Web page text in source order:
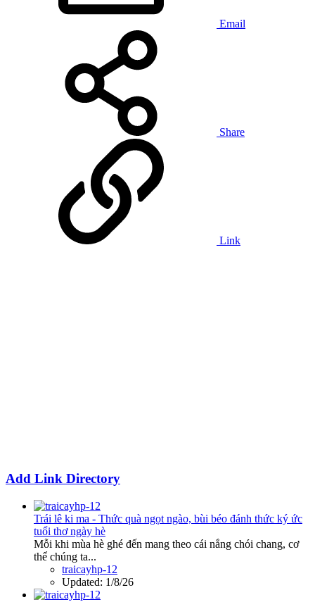
Email
Share
Link
Add Link Directory
Trái lê ki ma - Thức quà ngọt ngào, bùi béo đánh thức ký ức
tuổi thơ ngày hè
Mỗi khi mùa hè ghé đến mang theo cái nắng chói chang, cơ
thể chúng ta...
traicayhp-12
Updated: 1/8/26